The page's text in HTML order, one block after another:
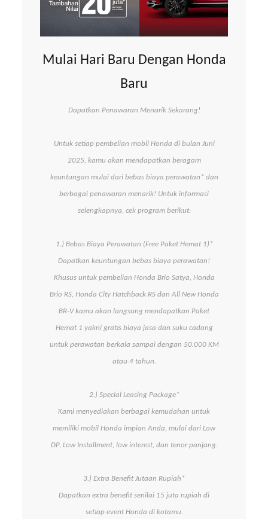
Mulai Hari Baru Dengan Honda
Baru
Dapatkan Penawaran Menarik Sekarang!
Untuk setiap pembelian mobil Honda di bulan Juni
2025, kamu akan mendapatkan beragam
keuntungan mulai dari bebas biaya perawatan* dan
berbagai penawaran menarik! Untuk informasi
selengkapnya, cek program berikut:
1.) Bebas Biaya Perawatan (Free Paket Hemat 1)*
Dapatkan keuntungan bebas biaya perawatan!
Khusus untuk pembelian Honda Brio Satya, Honda
Brio RS, Honda City Hatchback RS dan All New Honda
BR-V kamu akan langsung mendapatkan Paket
Hemat 1 yakni gratis biaya jasa dan suku cadang
untuk perawatan berkala sampai dengan 50.000 KM
atau 4 tahun.
2.) Special Leasing Package*
Kami menyediakan berbagai kemudahan untuk
memiliki mobil Honda impian Anda, mulai dari Low
DP, Low Installment, low interest, dan tenor panjang.
3.) Extra Benefit Jutaan Rupiah*
Dapatkan extra benefit senilai 15 juta rupiah di
setiap event Honda di kotamu.